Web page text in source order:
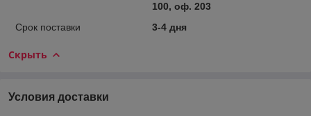
100, оф. 203
Срок поставки
3-4 дня
Скрыть
Условия доставки